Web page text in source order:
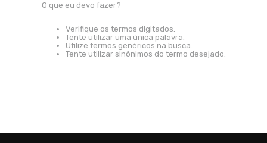
O que eu devo fazer?
Verifique os termos digitados.
Tente utilizar uma única palavra.
Utilize termos genéricos na busca.
Tente utilizar sinônimos do termo desejado.